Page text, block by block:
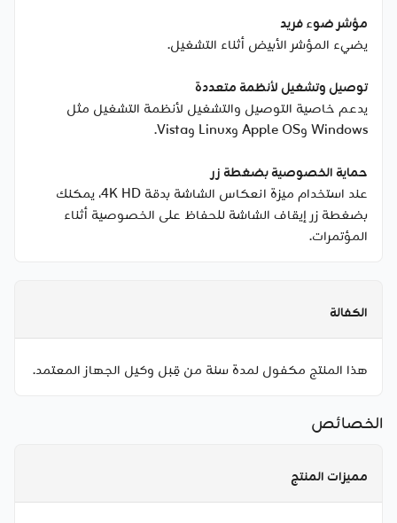
مؤشر ضوء فريد
يضيء المؤشر الأبيض أثناء التشغيل.
توصيل وتشغيل لأنظمة متعددة
يدعم خاصية التوصيل والتشغيل لأنظمة التشغيل مثل
Windows وApple OS وLinux وVista.
حماية الخصوصية بضغطة زر
عند استخدام ميزة انعكاس الشاشة بدقة 4K HD، يمكنك
بضغطة زر إيقاف الشاشة للحفاظ على الخصوصية أثناء
المؤتمرات.
الكفالة
هذا المنتج مكفول لمدة سنة من قِبل وكيل الجهاز المعتمد.
الخصائص
مميزات المنتج